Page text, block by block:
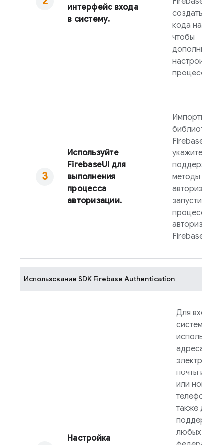
интерфейс входа
в систему.
создать
кода на
чтобы
настроить
процесс
Используйте
FirebaseUI для
выполнения
процесса
авторизации.
библиотеку
FirebaseUI
укажите
методы
запустите
процесс
авторизации
FirebaseUI
Использование SDK Firebase Authentication
Настройка
Для входа в
систему с
адреса
почты и
или номера
телефона, а
также для
поддержки
любых